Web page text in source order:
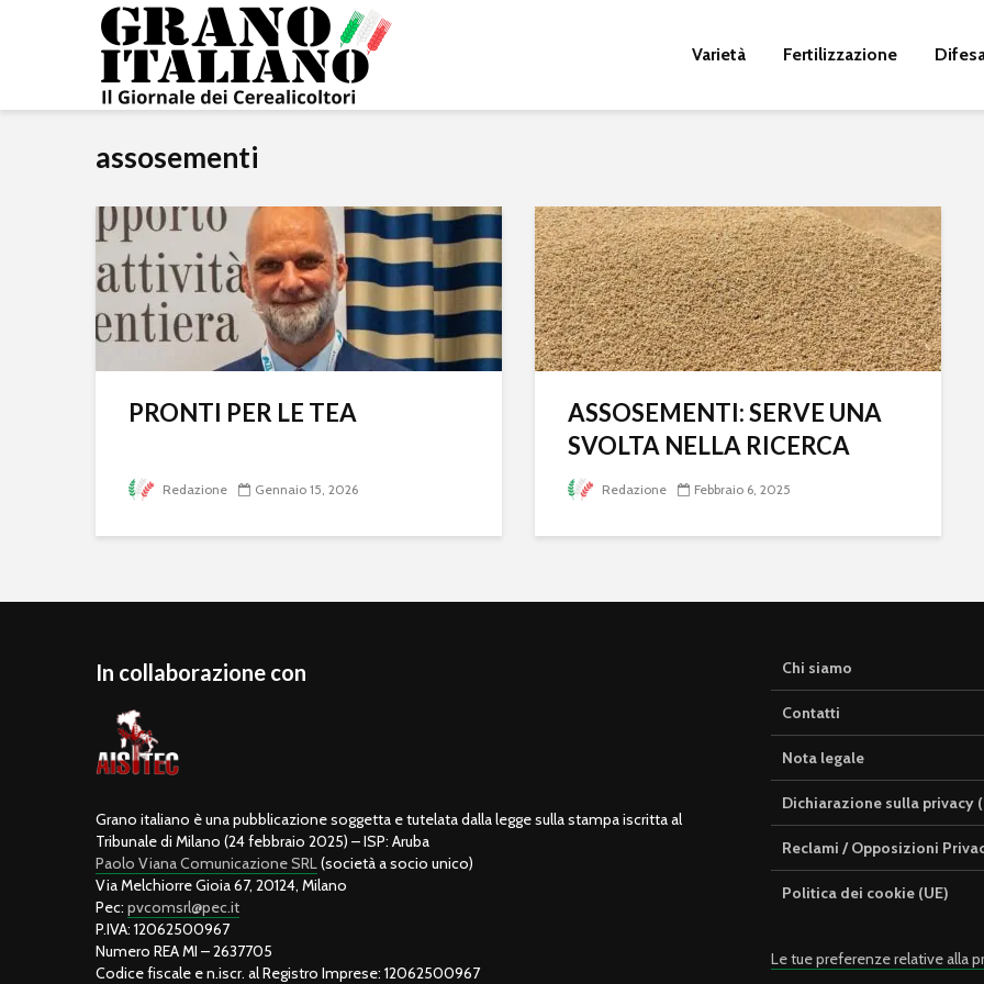
Varietà Fertilizzazione
assosementi
PRONTI PER LE TEA
Redazione Gennaio 15, 2026
ASSOSEMENTI: SERVE UNA
SVOLTA NELLA RICERCA
Redazione Febbraio 6, 2025
In collaborazione con
Grano italiano è una pubblicazione soggetta e tutelata dalla legge sulla stampa iscritta al
Tribunale di Milano (24 febbraio 2025) – ISP: Aruba
Paolo Viana Comunicazione SRL(società a socio unico)
Via Melchiorre Gioia 67, 20124, Milano
Pec: pvcomsrl@pec.it
P.IVA: 12062500967
Numero REA MI – 2637705
Codice fiscale e n.iscr. al Registro Imprese: 12062500967
Chi siamo
Contatti
Nota legale
Dichiarazione sulla privacy
Reclami / Opposizioni
Politica dei cookie (UE)
Le tue preferenze relative alla